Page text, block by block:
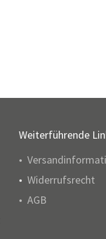
Weiterführende
Widerrufsrecht
AGB